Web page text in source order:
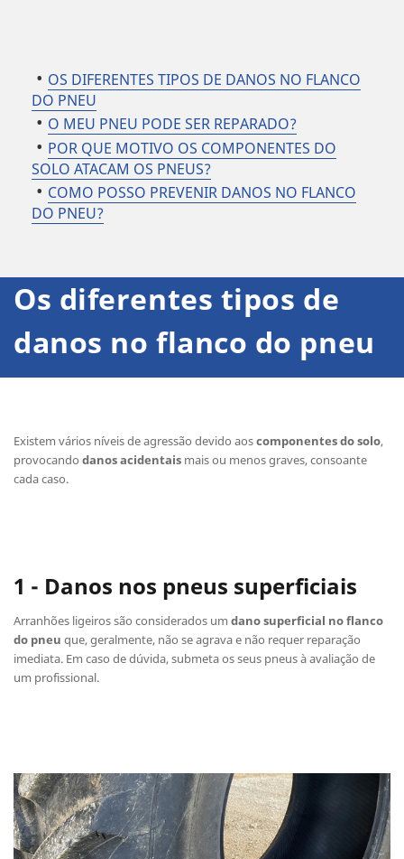
OS DIFERENTES TIPOS DE DANOS NO FLANCO
DO PNEU
O MEU PNEU PODE SER REPARADO?
POR QUE MOTIVO OS COMPONENTES DO
SOLO ATACAM OS PNEUS?
COMO POSSO PREVENIR DANOS NO FLANCO
DO PNEU?
Os diferentes tipos de
danos no flanco do pneu
Existem vários níveis de agressão devido aoscomponentes do solo,
provocando danos acidentais mais ou menos graves, consoante
cada caso.
1 - Danos nos pneus superficiais
Arranhões ligeiros são considerados um dano superficial no flanco
do pneu que, geralmente, não se agrava e não requer reparação
imediata. Em caso de dúvida, submeta os seus pneus à avaliação de
um profissional.